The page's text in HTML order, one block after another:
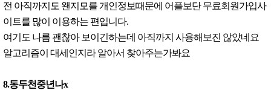
전 아직까지도 왠지모를 개인정보때문에 어플보단 무료회원가입사
이트를 많이 이용하는 편입니다.
여기도 나름 괜찮아 보이긴하는데 아직까지 사용해보진 않았네요
알고리즘이 대세인지라 알아서 찾아주는가봐요
8.동두천중년나x